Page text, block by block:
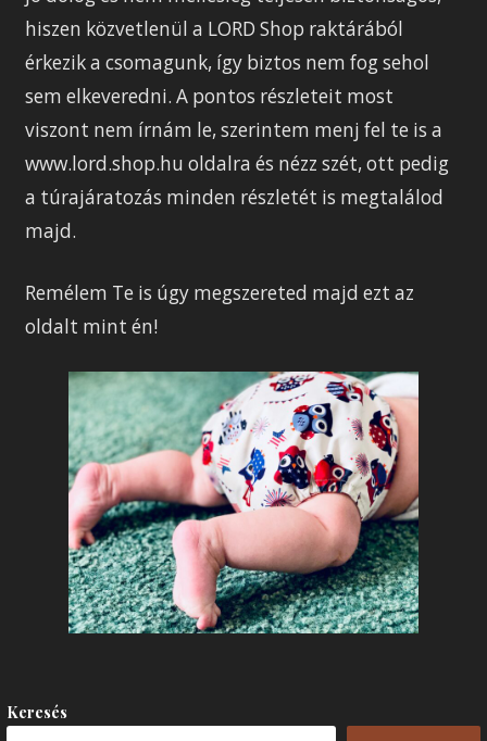
hiszen közvetlenül a LORD Shop raktárából
érkezik a csomagunk, így biztos nem fog sehol
sem elkeveredni. A pontos részleteit most
viszont nem írnám le, szerintem menj fel te is a
www.lord.shop.hu oldalra és nézz szét, ott pedig
a túrajáratozás minden részletét is megtalálod
majd.
Remélem Te is úgy megszereted majd ezt az
oldalt mint én!
Keresés